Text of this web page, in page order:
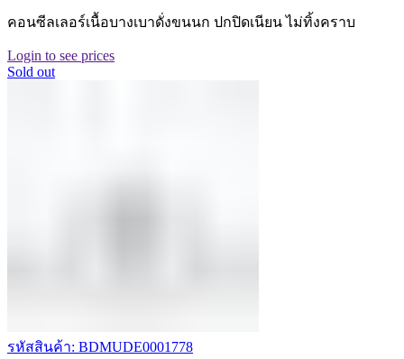
คอนซีลเลอร์เนื้อบางเบาดั่งขนนก ปกปิดเนียน ไม่ทิ้งคราบ
Login to see prices
Sold out
รหัสสินค้า: BDMUDE0001778